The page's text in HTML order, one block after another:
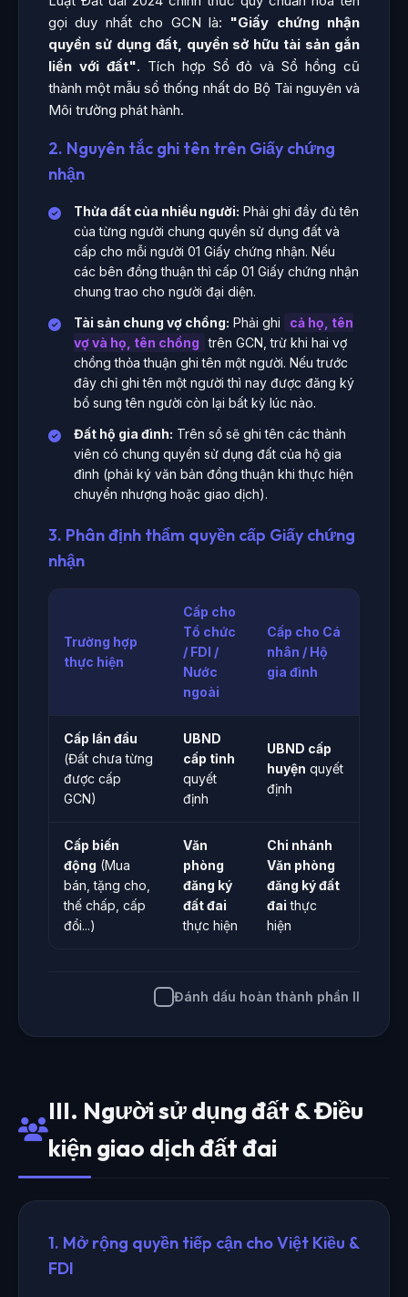
gọi duy nhất cho GCN là: "Giấy chứng nhận
quyền sử dụng đất, quyền sở hữu tài sản gắn
liền với đất". Tích hợp Sổ đỏ và Sổ hồng cũ
thành một mẫu sổ thống nhất do Bộ Tài nguyên và
Môi trường phát hành.
2. Nguyên tắc ghi tên trên Giấy chứng
nhận
Thửa đất của nhiều người: Phải ghi đầy đủ tên
của từng người chung quyền sử dụng đất và
cấp cho mỗi người 01 Giấy chứng nhận. Nếu
các bên đồng thuận thì cấp 01 Giấy chứng nhận
chung trao cho người đại diện.
Tài sản chung vợ chồng: Phải ghi
cả họ, tên
vợ và họ, tên chồng trên GCN, trừ khi hai vợ
chồng thỏa thuận ghi tên một người. Nếu trước
đây chỉ ghi tên một người thì nay được đăng ký
bổ sung tên người còn lại bất kỳ lúc nào.
Đất hộ gia đình: Trên sổ sẽ ghi tên các thành
viên có chung quyền sử dụng đất của hộ gia
đình (phải ký văn bản đồng thuận khi thực hiện
chuyển nhượng hoặc giao dịch).
3. Phân định thẩm quyền cấp Giấy chứng
nhận
Trường hợp
thực hiện
Cấp cho
Tổ chức
/ FDI /
Nước
ngoài
Cấp cho Cá
nhân / Hộ
gia đình
Cấp lần đầu
(Đất chưa từng
được cấp
GCN)
UBND
cấp tỉnh
quyết
định
UBND cấp
huyện quyết
định
Cấp biến
động (Mua
bán, tặng cho,
thế chấp, cấp
đổi...)
Văn
phòng
đăng ký
đất đai
thực hiện
Chi nhánh
Văn phòng
đăng ký đất
đai thực
hiện
Đánh dấu hoàn thành phần II
III. Người sử dụng đất & Điều
kiện giao dịch đất đai
1. Mở rộng quyền tiếp cận cho Việt Kiều &
FDI